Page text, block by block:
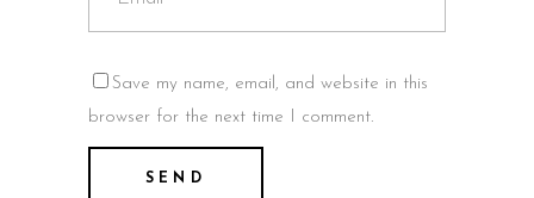
Save my name, email, and website in this
browser for the next time I comment.